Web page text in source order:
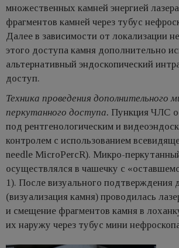
множественных камней энергией
фрагментов камней через тубус
Далее в зависимости от локализации
этого доступа камня дополнительно
альтернативный эндоскопический
доступ.
Техника проведения дополнительного
перкутанного доступа. Пункция ЧЛС
под рентгенологическим и
контролем с использованием
needle MicroPercR). Микро-
осуществлялся в чашечку с
1). После визуального подтверждения
(визуализация камня) проводилась
и смещение фрагментов камня в
их наружу через тубус мини